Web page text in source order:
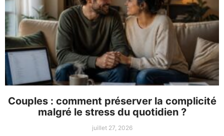
Couples : comment préserver la complicité
malgré le stress du quotidien ?
juillet 27, 2026